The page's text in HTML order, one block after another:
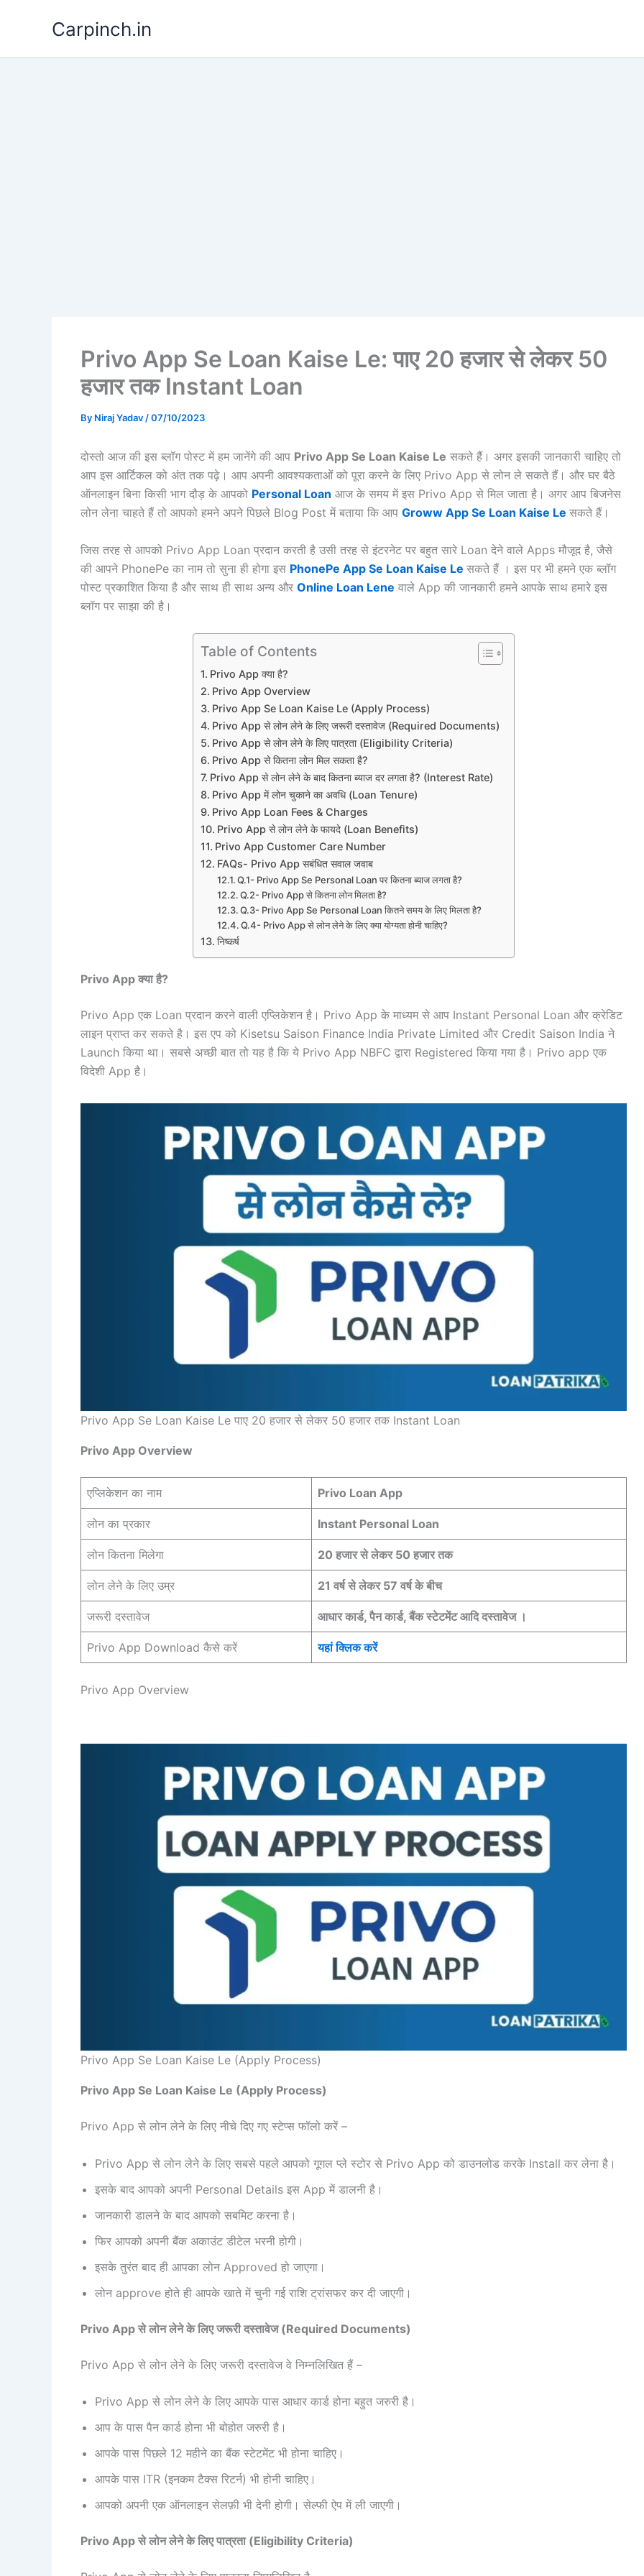
Carpinch.in
Privo App Se Loan Kaise Le: पाए 20 हजार से लेकर 50
हजार तक Instant Loan
By Niraj Yadav /07/10/2023
दोस्तो आज की इस ब्लॉग पोस्ट में हम जानेंगे की आप Privo App Se Loan Kaise Le सकते हैं। अगर इसकी जानकारी चाहिए तो
आप इस आर्टिकल को अंत तक पढ़े। आप अपनी आवश्यकताओं को पूरा करने के लिए Privo App से लोन ले सकते हैं। और घर बैठे
ऑनलाइन बिना किसी भाग दौड़ के आपको Personal Loan आज के समय में इस Privo App से मिल जाता है। अगर आप बिजनेस
लोन लेना चाहते हैं तो आपको हमने अपने पिछले Blog Post में बताया कि आप Groww App Se Loan Kaise Le सकते हैं।
जिस तरह से आपको Privo App Loan प्रदान करती है उसी तरह से इंटरनेट पर बहुत सारे Loan देने वाले Apps मौजूद है, जैसे
की आपने PhonePe का नाम तो सुना ही होगा इस PhonePe App Se Loan Kaise Le सकते हैं । इस पर भी हमने एक ब्लॉग
पोस्ट प्रकाशित किया है और साथ ही साथ अन्य और Online Loan Lene वाले App की जानकारी हमने आपके साथ हमारे इस
ब्लॉग पर साझा की है।
Table of Contents
Privo App क्या है?
Privo App Overview
Privo App Se Loan Kaise Le (Apply Process)
Privo App से लोन लेने के लिए जरूरी दस्तावेज (Required Documents)
Privo App से लोन लेने के लिए पात्रता (Eligibility Criteria)
Privo App से कितना लोन मिल सकता है?
Privo App से लोन लेने के बाद कितना ब्याज दर लगता है? (Interest Rate)
Privo App में लोन चुकाने का अवधि (Loan Tenure)
Privo App Loan Fees & Charges
Privo App से लोन लेने के फायदे (Loan Benefits)
Privo App Customer Care Number
FAQs- Privo App सबंधित सवाल जवाब
Q.1- Privo App Se Personal Loan पर कितना ब्याज लगता है?
Q.2- Privo App से कितना लोन मिलता है?
Q.3- Privo App Se Personal Loan कितने समय के लिए मिलता है?
Q.4- Privo App से लोन लेने के लिए क्या योग्यता होनी चाहिए?
निष्कर्ष
Privo App क्या है?
Privo App एक Loan प्रदान करने वाली एप्लिकेशन है। Privo App के माध्यम से आप Instant Personal Loan और क्रेडिट
लाइन प्राप्त कर सकते है। इस एप को Kisetsu Saison Finance India Private Limited और Credit Saison India ने
Launch किया था। सबसे अच्छी बात तो यह है कि ये Privo App NBFC द्वारा Registered किया गया है। Privo app एक
विदेशी App है।
Privo App Se Loan Kaise Le पाए 20 हजार से लेकर 50 हजार तक Instant Loan
Privo App Overview
एप्लिकेशन का नाम Privo Loan App
लोन का प्रकार Instant Personal Loan
लोन कितना मिलेगा 20 हजार से लेकर 50 हजार तक
लोन लेने के लिए उम्र 21 वर्ष से लेकर 57 वर्ष के बीच
जरूरी दस्तावेज आधार कार्ड, पैन कार्ड, बैंक स्टेटमेंट आदि दस्तावेज ।
Privo App Download कैसे करें यहां क्लिक करें
Privo App Overview
Privo App Se Loan Kaise Le (Apply Process)
Privo App Se Loan Kaise Le (Apply Process)
Privo App से लोन लेने के लिए नीचे दिए गए स्टेप्स फॉलो करें –
Privo App से लोन लेने के लिए सबसे पहले आपको गूगल प्ले स्टोर से Privo App को डाउनलोड करके Install कर लेना है।
इसके बाद आपको अपनी Personal Details इस App में डालनी है।
जानकारी डालने के बाद आपको सबमिट करना है।
फिर आपको अपनी बैंक अकाउंट डीटेल भरनी होगी।
इसके तुरंत बाद ही आपका लोन Approved हो जाएगा।
लोन approve होते ही आपके खाते में चुनी गई राशि ट्रांसफर कर दी जाएगी।
Privo App से लोन लेने के लिए जरूरी दस्तावेज (Required Documents)
Privo App से लोन लेने के लिए जरूरी दस्तावेज वे निम्नलिखित हैं –
Privo App से लोन लेने के लिए आपके पास आधार कार्ड होना बहुत जरुरी है।
आप के पास पैन कार्ड होना भी बोहोत जरुरी है।
आपके पास पिछले 12 महीने का बैंक स्टेटमेंट भी होना चाहिए।
आपके पास ITR (इनकम टैक्स रिटर्न) भी होनी चाहिए।
आपको अपनी एक ऑनलाइन सेलफ़ी भी देनी होगी। सेल्फी ऐप में ली जाएगी।
Privo App से लोन लेने के लिए पात्रता (Eligibility Criteria)